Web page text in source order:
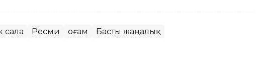
сала Ресми Қоғам Басты жаңалық